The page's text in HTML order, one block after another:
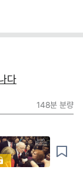
다
148분 분량